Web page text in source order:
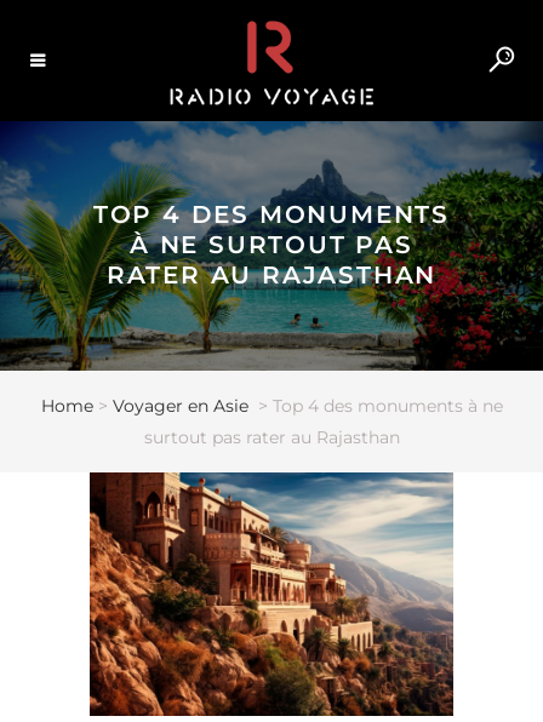
TOP 4 DES MONUMENTS
À NE SURTOUT PAS
RATER AU RAJASTHAN
Home> Voyager en Asie > Top 4 des monuments à ne
surtout pas rater au Rajasthan